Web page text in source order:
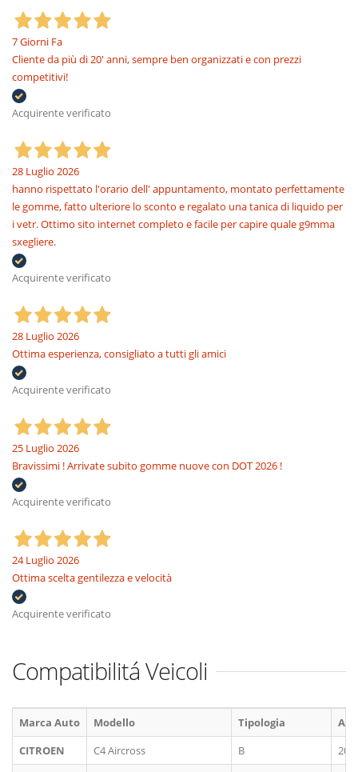
7 Giorni Fa
Cliente da più di 20' anni, sempre ben organizzati e con prezzi
competitivi!
Acquirente verificato
28 Luglio 2026
hanno rispettato l'orario dell' appuntamento, montato perfettamente
le gomme, fatto ulteriore lo sconto e regalato una tanica di liquido per
i vetr. Ottimo sito internet completo e facile per capire quale g9mma
sxegliere.
Acquirente verificato
28 Luglio 2026
Ottima esperienza, consigliato a tutti gli amici
Acquirente verificato
25 Luglio 2026
Bravissimi ! Arrivate subito gomme nuove con DOT 2026 !
Acquirente verificato
24 Luglio 2026
Ottima scelta gentilezza e velocità
Acquirente verificato
Compatibilitá Veicoli
Marca Auto Modello Tipologia
CITROEN
C4 Aircross B